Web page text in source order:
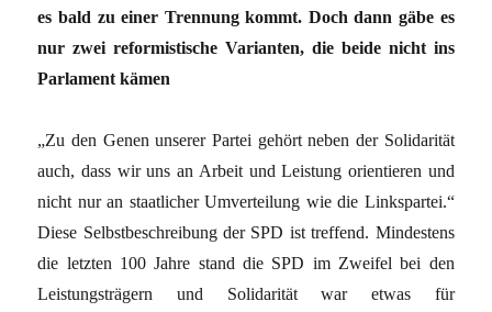
es bald zu einer Trennung kommt. Doch dann gäbe es
nur zwei reformistische Varianten, die beide nicht ins
Parlament kämen
„Zu den Genen unserer Partei gehört neben der Solidarität
auch, dass wir uns an Arbeit und Leistung orientieren und
nicht nur an staatlicher Umverteilung wie die Linkspartei.“
Diese Selbstbeschreibung der SPD ist treffend. Mindestens
die letzten 100 Jahre stand die SPD im Zweifel bei den
Leistungsträgern und Solidarität war etwas für